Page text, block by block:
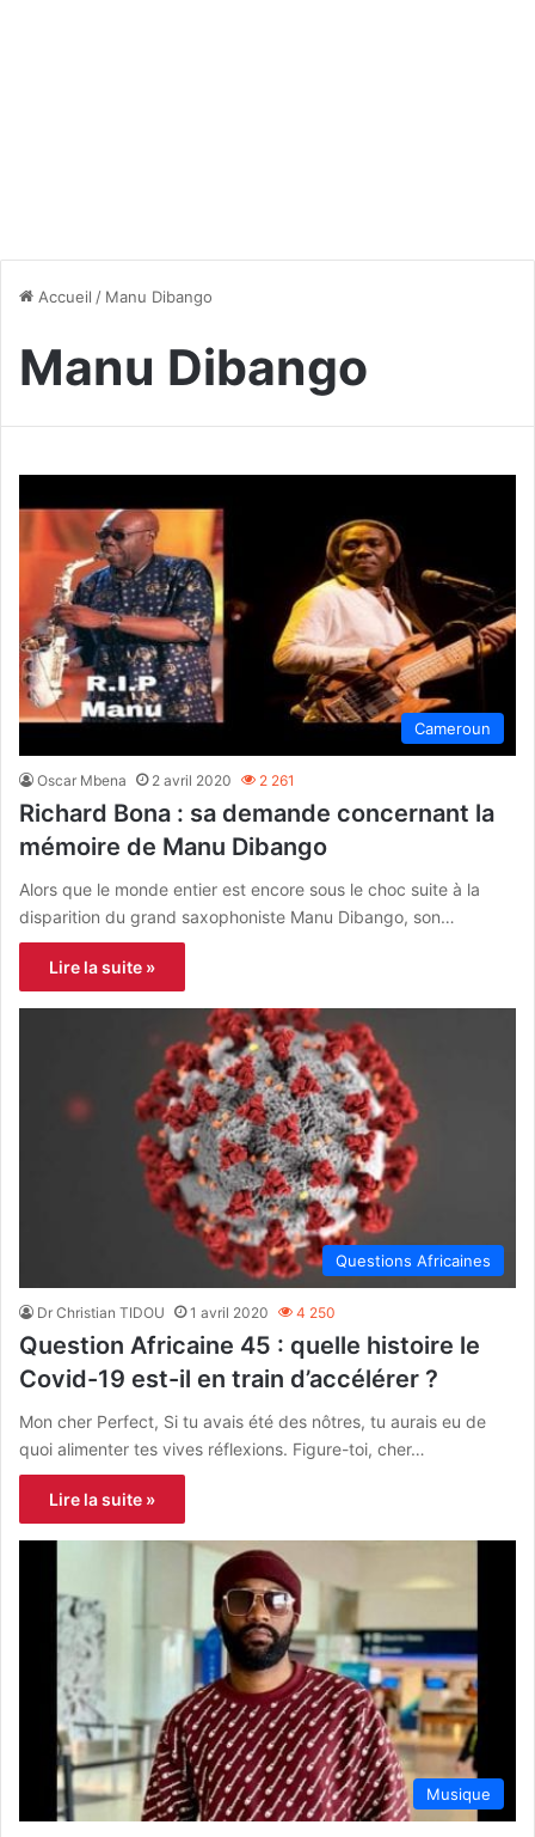
Accueil / Manu Dibango
Manu Dibango
Cameroun
Oscar Mbena 2 avril 2020 2 261
Richard Bona : sa demande concernant la
mémoire de Manu Dibango
Alors que le monde entier est encore sous le choc suite à la
disparition du grand saxophoniste Manu Dibango, son…
Lire la suite »
Questions Africaines
Dr Christian TIDOU 1 avril 2020 4 250
Question Africaine 45 : quelle histoire le
Covid-19 est-il en train d’accélérer ?
Mon cher Perfect, Si tu avais été des nôtres, tu aurais eu de
quoi alimenter tes vives réflexions. Figure-toi, cher…
Lire la suite »
Musique